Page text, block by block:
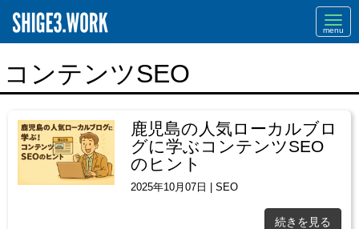
コンテンツSEO
鹿児島の人気ローカルブロ
グに学ぶコンテンツSEO
のヒント
2025年10月07日 |SEO
続きを見る